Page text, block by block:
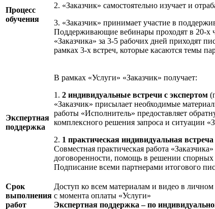
Процесс
обучения
2. «Заказчик» самостоятельно изучает и
3. «Заказчик» принимает участие в
Поддерживающие вебинары проходят в 20-х
«Заказчика» за 3-5 рабочих дней приходят
рамках 3-х встреч, которые касаются темы
Экспертная
поддержка
В рамках «Услуги» «Заказчик» получает:
1. 2 индивидуальные встречи с экспертом
«Заказчик» присылает необходимые
работы «Исполнитель» предоставляет
комплексного решения запроса и ситуации
2. 1 практическая индивидуальная
Совместная практическая работа
договоренности, помощь в решении спорных
Подписание всеми партнерами итогового
Срок
выполнения
работ
Доступ ко всем материалам и видео в
с момента оплаты «Услуги»
Экспертная поддержка – по